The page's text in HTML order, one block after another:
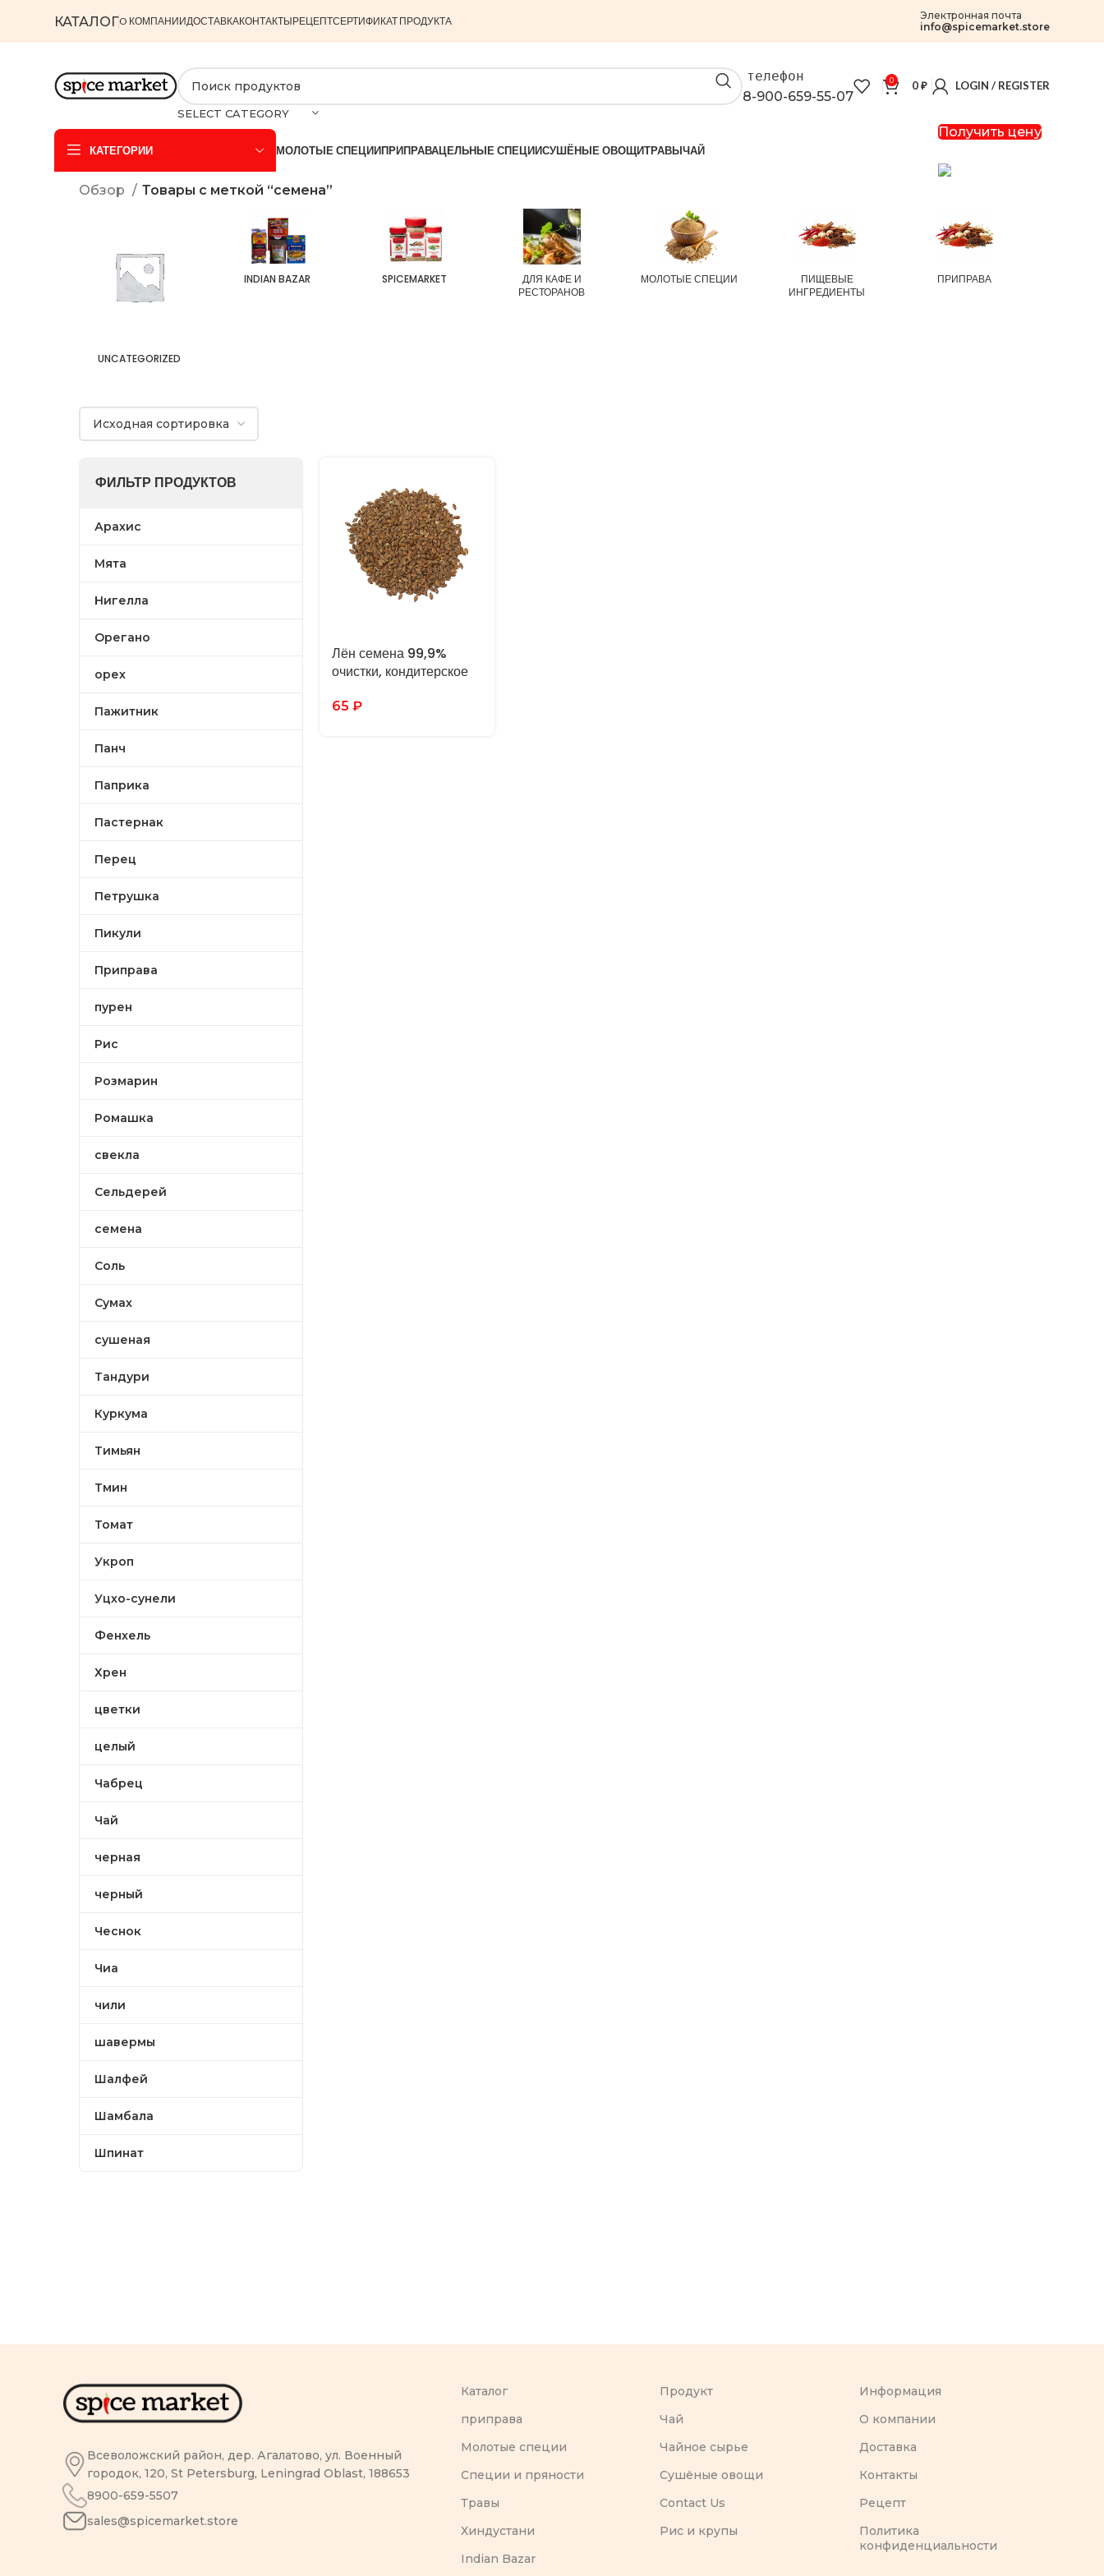
КАТАЛОГO КОМПАНИИДОСТАВКАКОНТАКТЫРЕЦЕПТСЕРТИФИКАТ ПРОДУКТА
Электронная почта
info@spicemarket.store
SELECT CATEGORY
телефон
8-900-659-55-07
0 0₽ LOGIN / REGISTER
КАТЕГОРИИ МОЛОТЫЕ СПЕЦИИПРИПРАВАЦЕЛЬНЫЕ СПЕЦИИСУШЁНЫЕ ОВОЩИТРАВЫЧАЙ
Получить цену
Обзор Товары с меткой “семена”
UNCATEGORIZED
INDIAN BAZAR SPICEMARKET
ДЛЯ КАФЕ И
РЕСТОРАНОВ
МОЛОТЫЕ СПЕЦИИ
ПИЩЕВЫЕ
ИНГРЕДИЕНТЫ
ПРИПРАВА
ФИЛЬТР ПРОДУКТОВ
Арахис
Мята
Нигелла
Орегано
орех
Пажитник
Панч
Паприка
Пастернак
Перец
Петрушка
Пикули
Приправа
пурен
Рис
Розмарин
Ромашка
свекла
Сельдерей
семена
Соль
Сумах
сушеная
Тандури
Куркума
Тимьян
Тмин
Томат
Укроп
Уцхо-сунели
Фенхель
Хрен
цветки
целый
Чабрец
Чай
черная
черный
Чеснок
Чиа
чили
шавермы
Шалфей
Шамбала
Шпинат
Лён семена 99,9%
очистки, кондитерское
65 ₽
Всеволожский район, дер. Агалатово, ул. Военный
городок, 120, St Petersburg, Leningrad Oblast, 188653
8900-659-5507
sales@spicemarket.store
Каталог
приправа
Молотые специи
Специи и пряности
Травы
Хиндустани
Indian Bazar
Продукт
Чай
Чайное сырье
Сушёные овощи
Contact Us
Рис и крупы
Информация
O компании
Доставка
Контакты
Рецепт
Политика
конфиденциальности